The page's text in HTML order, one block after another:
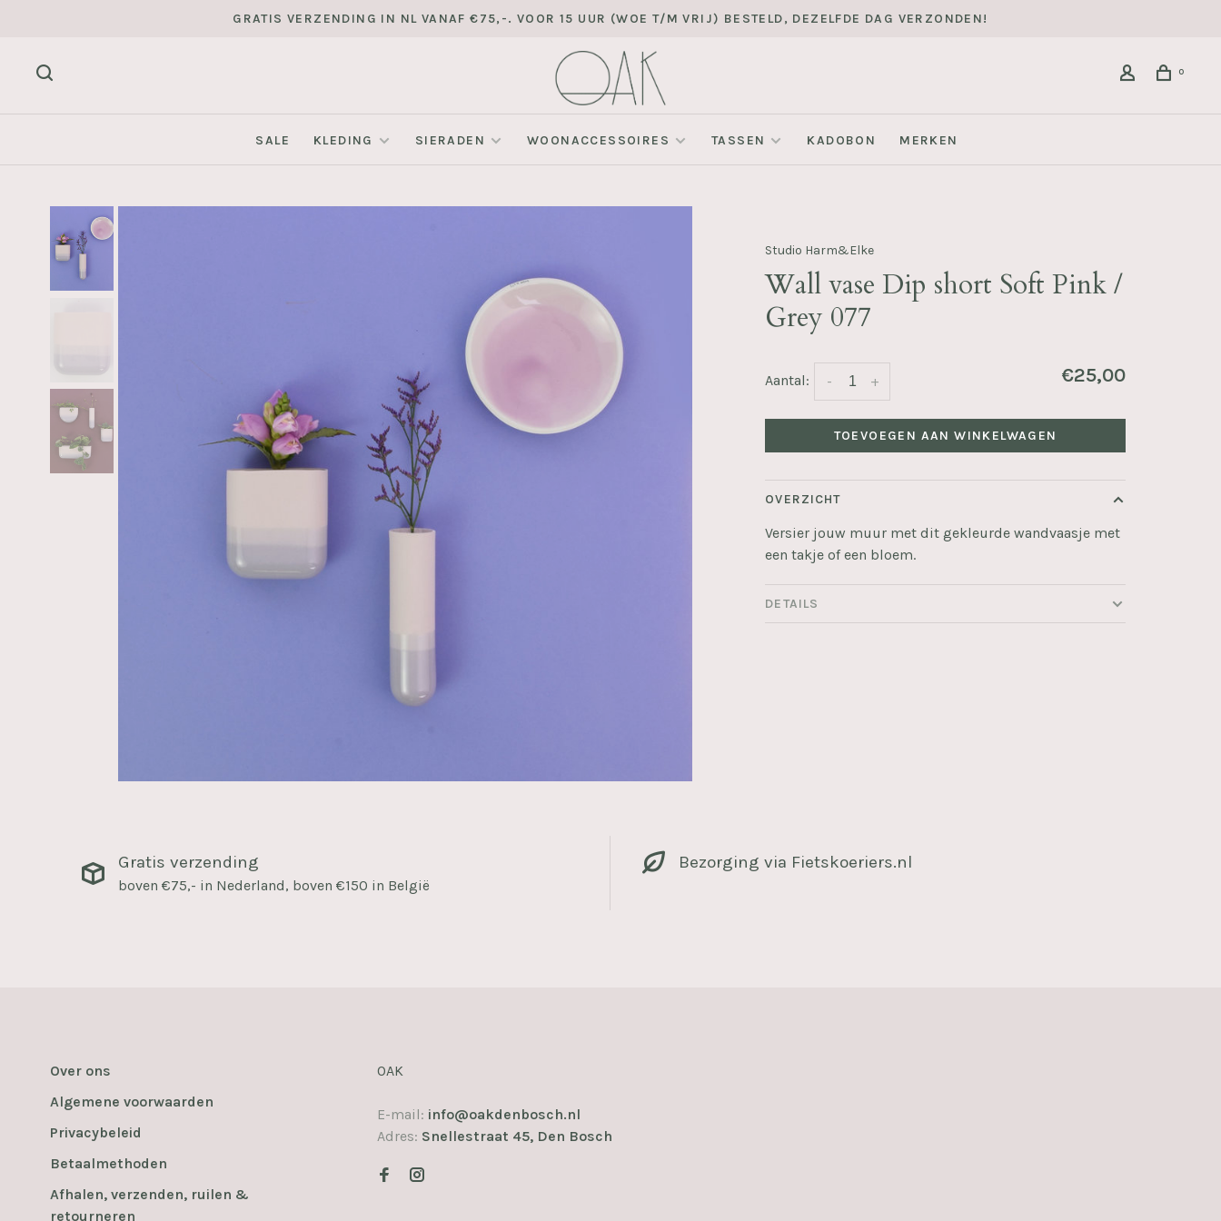
GRATIS VERZENDING IN NL VANAF €75,-. VOOR 15 UUR (WOE T/M VRIJ) BESTELD, DEZELFDE DAG VERZONDEN!
0
SALE KLEDING SIERADEN WOONACCESSOIRES TASSEN KADOBON MERKEN
Studio Harm&Elke
Wall vase Dip short Soft Pink /
Grey 077
Aantal: +
- €25,00
TOEVOEGEN AAN WINKELWAGEN
OVERZICHT
Versier jouw muur met dit gekleurde wandvaasje met
een takje of een bloem.
DETAILS
Gratis verzending
boven €75,- in Nederland, boven €150 in België
Bezorging via Fietskoeriers.nl
Over ons
Algemene voorwaarden
Privacybeleid
Betaalmethoden
Afhalen, verzenden, ruilen &
retourneren
OAK
E-mail: info@oakdenbosch.nl
Adres: Snellestraat 45, Den Bosch